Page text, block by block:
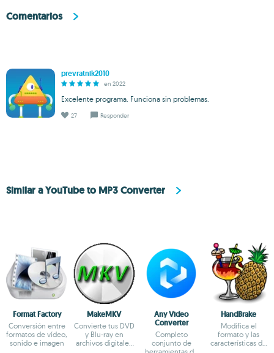
Comentarios
prevratnik2010
en 2022
Excelente programa. Funciona sin problemas.
27 Responder
Similar a YouTube to MP3 Converter
Format Factory
Conversión entre
formatos de vídeo,
sonido e imagen
MakeMKV
Convierte tus DVD
y Blu-ray en
archivos digitales
Any Video
Converter
Completo
conjunto de
herramientas de
HandBrake
Modifica el
formato y las
características de